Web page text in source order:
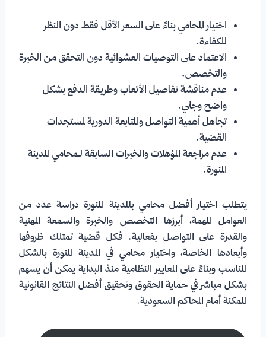
اختيار المحامي بناءً على السعر الأقل فقط دون النظر
للكفاءة.
الاعتماد على التوصيات العشوائية دون التحقق من الخبرة
والتخصص.
عدم مناقشة تفاصيل الأتعاب وطريقة الدفع بشكل
واضح وجلي.
تجاهل أهمية التواصل والمتابعة الدورية لمستجدات
القضية.
عدم مراجعة المؤهلات والخبرات السابقة لـمحامي المدينة
المنورة.
يتطلب اختيار أفضل محامي بالمدينة المنورة دراسة عدد من
العوامل المهمة، أبرزها التخصص والخبرة والسمعة المهنية
والقدرة على التواصل بفعالية. فكل قضية تمتلك ظروفها
وأبعادها الخاصة، واختيار محامي في المدينة المنورة بالشكل
المناسب وبناءً على المعايير النظامية منذ البداية يمكن أن يسهم
بشكل مباشر في حماية الحقوق وتحقيق أفضل النتائج القانونية
الممكنة أمام المحاكم السعودية.